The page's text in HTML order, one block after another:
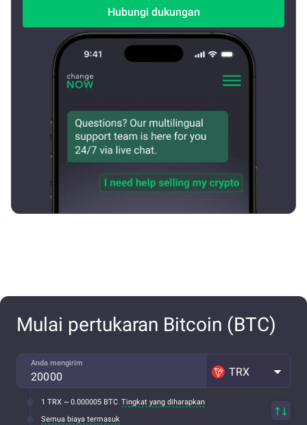
Hubungi dukungan
Mulai pertukaran Bitcoin (BTC)
Anda mengirim
TRX
1 TRX ~ 0.000005 BTC Tingkat yang diharapkan
Semua biaya termasuk